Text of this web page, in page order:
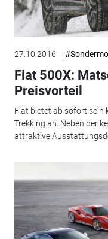
27.10.2016
Fiat 500X:
Preisvorteil
Fiat bietet ab sofort sein
Trekking an. Neben der
attraktive